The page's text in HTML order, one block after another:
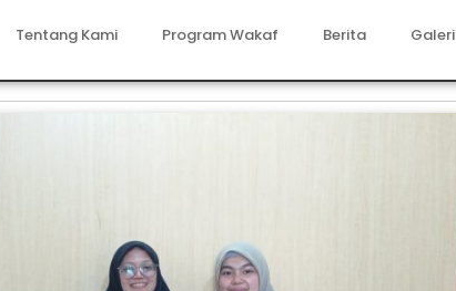
Tentang Kami Program Wakaf Berita Galeri